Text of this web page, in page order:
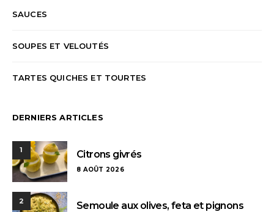
SAUCES
SOUPES ET VELOUTÉS
TARTES QUICHES ET TOURTES
DERNIERS ARTICLES
1 Citrons givrés
8 AOÛT 2026
2 Semoule aux olives, feta et pignons